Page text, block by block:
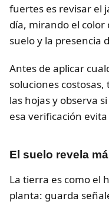
fuertes es revisar el
día, mirando el color
suelo y la presencia
Antes de aplicar
soluciones
las hojas y observa
esa verificación
El suelo revela
La tierra es como el
planta: guarda